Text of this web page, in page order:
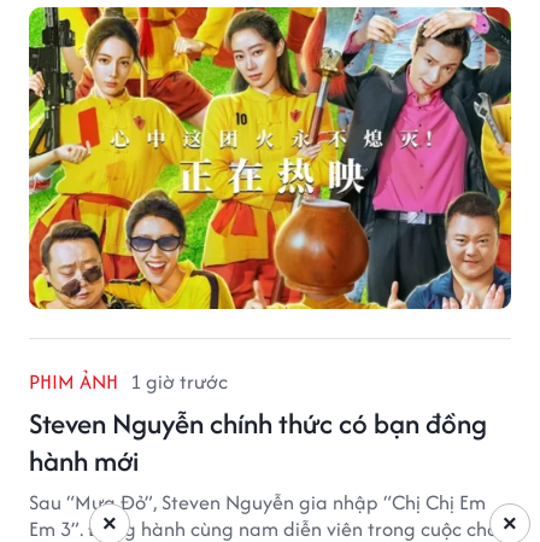
PHIM ẢNH 1 giờ trước
Steven Nguyễn chính thức có bạn đồng
hành mới
Sau “Mưa Đỏ”, Steven Nguyễn gia nhập “Chị Chị Em
Em 3”. Đồng hành cùng nam diễn viên trong cuộc chơi ×
×